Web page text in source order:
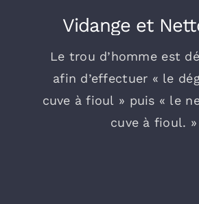
Vidange et
Le trou d’homme est
afin d’effectuer « le
cuve à fioul » puis « le
cuve à fioul. »